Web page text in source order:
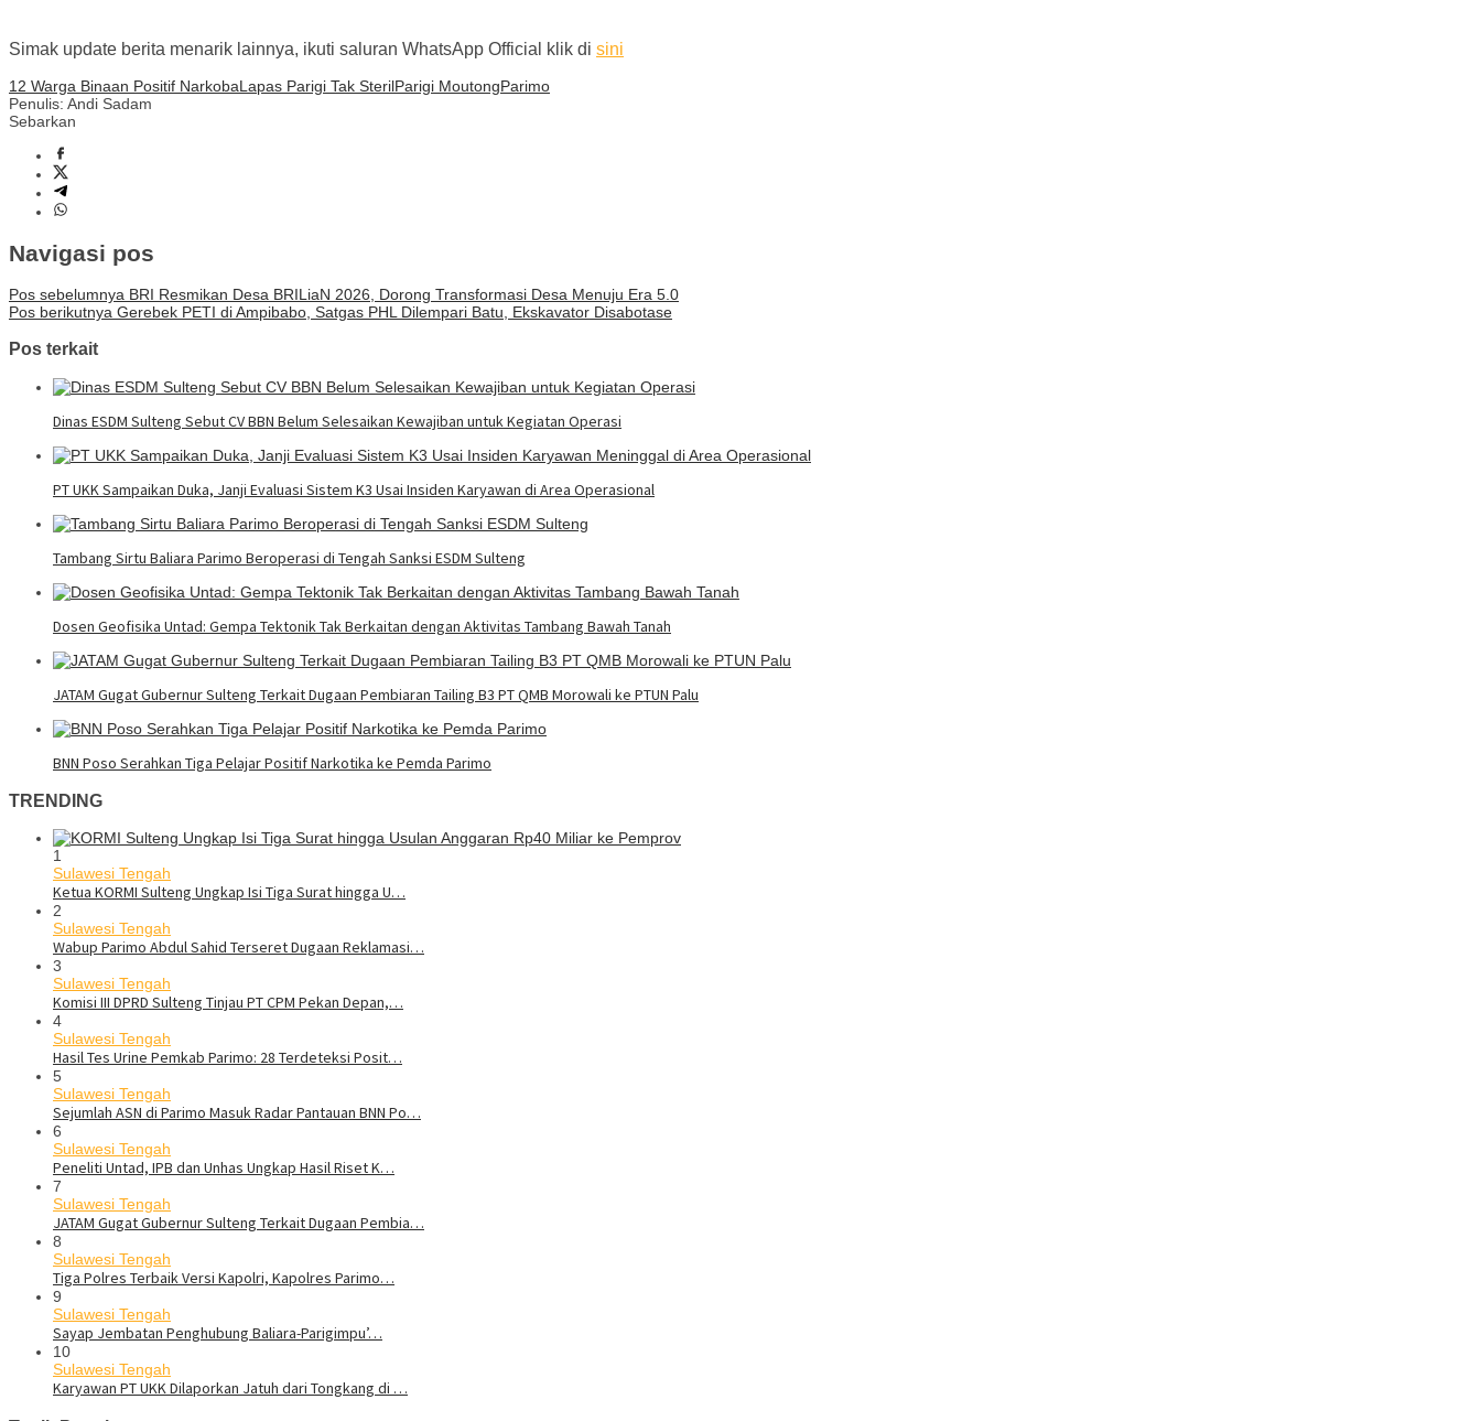
Simak update berita menarik lainnya, ikuti saluran WhatsApp Official klik di sini
12 Warga Binaan Positif NarkobaLapas Parigi Tak SterilParigi MoutongParimo
Penulis: Andi Sadam
Sebarkan
Navigasi pos
Pos sebelumnya BRI Resmikan Desa BRILiaN 2026, Dorong Transformasi Desa Menuju Era 5.0
Pos berikutnya Gerebek PETI di Ampibabo, Satgas PHL Dilempari Batu, Ekskavator Disabotase
Pos terkait
Dinas ESDM Sulteng Sebut CV BBN Belum Selesaikan Kewajiban untuk Kegiatan Operasi
PT UKK Sampaikan Duka, Janji Evaluasi Sistem K3 Usai Insiden Karyawan di Area Operasional
Tambang Sirtu Baliara Parimo Beroperasi di Tengah Sanksi ESDM Sulteng
Dosen Geofisika Untad: Gempa Tektonik Tak Berkaitan dengan Aktivitas Tambang Bawah Tanah
JATAM Gugat Gubernur Sulteng Terkait Dugaan Pembiaran Tailing B3 PT QMB Morowali ke PTUN Palu
BNN Poso Serahkan Tiga Pelajar Positif Narkotika ke Pemda Parimo
TRENDING
1
Sulawesi Tengah
Ketua KORMI Sulteng Ungkap Isi Tiga Surat hingga U…
2
Sulawesi Tengah
Wabup Parimo Abdul Sahid Terseret Dugaan Reklamasi…
3
Sulawesi Tengah
Komisi III DPRD Sulteng Tinjau PT CPM Pekan Depan,…
4
Sulawesi Tengah
Hasil Tes Urine Pemkab Parimo: 28 Terdeteksi Posit…
5
Sulawesi Tengah
Sejumlah ASN di Parimo Masuk Radar Pantauan BNN Po…
6
Sulawesi Tengah
Peneliti Untad, IPB dan Unhas Ungkap Hasil Riset K…
7
Sulawesi Tengah
JATAM Gugat Gubernur Sulteng Terkait Dugaan Pembia…
8
Sulawesi Tengah
Tiga Polres Terbaik Versi Kapolri, Kapolres Parimo…
9
Sulawesi Tengah
Sayap Jembatan Penghubung Baliara-Parigimpu’…
10
Sulawesi Tengah
Karyawan PT UKK Dilaporkan Jatuh dari Tongkang di …